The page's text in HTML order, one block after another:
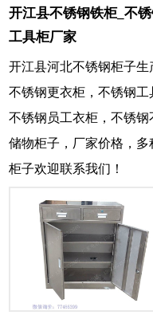
开江县不锈钢铁柜_不
工具柜厂家
开江县河北不锈钢柜子生
不锈钢更衣柜，不锈钢工
不锈钢员工衣柜，不锈钢
储物柜子，厂家价格，
柜子欢迎联系我们！